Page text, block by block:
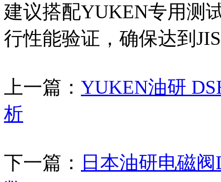
建议搭配YUKEN专用测
行性能验证，确保达到
上一篇： YUKEN油研
析
下一篇：
日本油研电磁